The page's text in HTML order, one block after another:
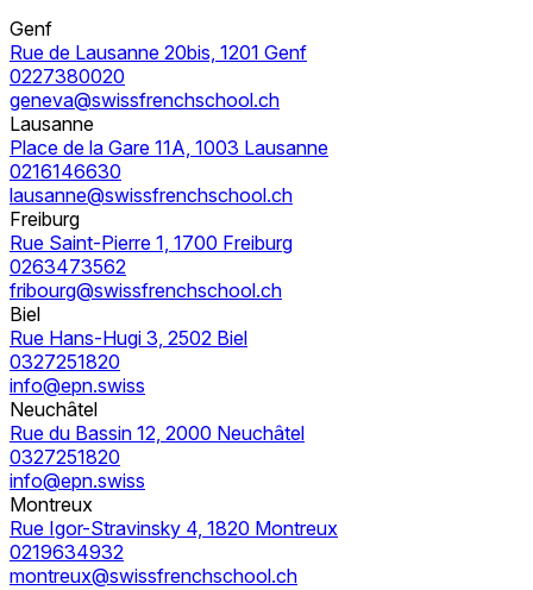
Genf
Rue de Lausanne 20bis, 1201 Genf
0227380020
geneva@swissfrenchschool.ch
Lausanne
Place de la Gare 11A, 1003 Lausanne
0216146630
lausanne@swissfrenchschool.ch
Freiburg
Rue Saint-Pierre 1, 1700 Freiburg
0263473562
fribourg@swissfrenchschool.ch
Biel
Rue Hans-Hugi 3, 2502 Biel
0327251820
info@epn.swiss
Neuchâtel
Rue du Bassin 12, 2000 Neuchâtel
0327251820
info@epn.swiss
Montreux
Rue Igor-Stravinsky 4, 1820 Montreux
0219634932
montreux@swissfrenchschool.ch